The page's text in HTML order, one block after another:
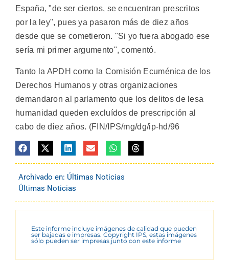
España, "de ser ciertos, se encuentran prescritos
por la ley", pues ya pasaron más de diez años
desde que se cometieron. "Si yo fuera abogado ese
sería mi primer argumento", comentó.
Tanto la APDH como la Comisión Ecuménica de los
Derechos Humanos y otras organizaciones
demandaron al parlamento que los delitos de lesa
humanidad queden excluídos de prescripción al
cabo de diez años. (FIN/IPS/mg/dg/ip-hd/96
Archivado en: Últimas Noticias
Últimas Noticias
Este informe incluye imágenes de calidad que pueden
ser bajadas e impresas. Copyright IPS, estas imágenes
sólo pueden ser impresas junto con este informe